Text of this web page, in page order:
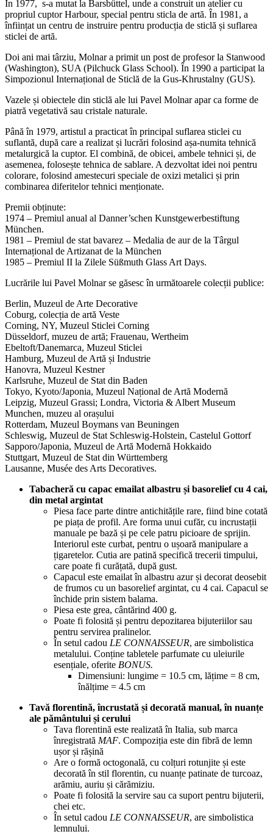
În 1977, s-a mutat la Barsbüttel, unde a construit un atelier cu
propriul cuptor Harbour, special pentru sticla de artă. În 1981, a
înființat un centru de instruire pentru producția de sticlă și suflarea
sticlei de artă.
Doi ani mai târziu, Molnar a primit un post de profesor la Stanwood
(Washington), SUA (Pilchuck Glass School). În 1990 a participat la
Simpozionul Internațional de Sticlă de la Gus-Khrustalny (GUS).
Vazele și obiectele din sticlă ale lui Pavel Molnar apar ca forme de
piatră vegetativă sau cristale naturale.
Până în 1979, artistul a practicat în principal suflarea sticlei cu
suflantă, după care a realizat și lucrări folosind așa-numita tehnică
metalurgică la cuptor. El combină, de obicei, ambele tehnici și, de
asemenea, folosește tehnica de sablare. A dezvoltat idei noi pentru
colorare, folosind amestecuri speciale de oxizi metalici și prin
combinarea diferitelor tehnici menționate.
Premii obținute:
1974 – Premiul anual al Danner’schen Kunstgewerbestiftung
München.
1981 – Premiul de stat bavarez – Medalia de aur de la Târgul
Internațional de Artizanat de la München
1985 – Premiul II la Zilele Süßmuth Glass Art Days.
Lucrările lui Pavel Molnar se găsesc în următoarele colecții publice:
Berlin, Muzeul de Arte Decorative
Coburg, colecția de artă Veste
Corning, NY, Muzeul Sticlei Corning
Düsseldorf, muzeu de artă; Frauenau, Wertheim
Ebeltoft/Danemarca, Muzeul Sticlei
Hamburg, Muzeul de Artă și Industrie
Hanovra, Muzeul Kestner
Karlsruhe, Muzeul de Stat din Baden
Tokyo, Kyoto/Japonia, Muzeul Național de Artă Modernă
Leipzig, Muzeul Grassi; Londra, Victoria & Albert Museum
Munchen, muzeu al orașului
Rotterdam, Muzeul Boymans van Beuningen
Schleswig, Muzeul de Stat Schleswig-Holstein, Castelul Gottorf
Sapporo/Japonia, Muzeul de Artă Modernă Hokkaido
Stuttgart, Muzeul de Stat din Württemberg
Lausanne, Musée des Arts Decoratives.
Tabacheră cu capac emailat albastru și basorelief cu 4 cai,
din metal argintat
Piesa face parte dintre antichitățile rare, fiind bine cotată
pe piața de profil. Are forma unui cufăr, cu incrustații
manuale pe bază și pe cele patru picioare de sprijin.
Interiorul este curbat, pentru o ușoară manipulare a
țigaretelor. Cutia are patină specifică trecerii timpului,
care poate fi curățată, după gust.
Capacul este emailat în albastru azur și decorat deosebit
de frumos cu un basorelief argintat, cu 4 cai. Capacul se
închide prin sistem balama.
Piesa este grea, cântărind 400 g.
Poate fi folosită și pentru depozitarea bijuteriilor sau
pentru servirea pralinelor.
În setul cadou LE CONNAISSEUR, are simbolistica
metalului. Conține tabletele parfumate cu uleiurile
esențiale, oferite BONUS.
Dimensiuni: lungime = 10.5 cm, lățime = 8 cm,
înălțime = 4.5 cm
Tavă florentină, încrustată și decorată manual, în nuanțe
ale pământului și cerului
Tava florentină este realizată în Italia, sub marca
înregistrată MAF. Compoziția este din fibră de lemn
ușor și rășină
Are o formă octogonală, cu colțuri rotunjite și este
decorată în stil florentin, cu nuanțe patinate de turcoaz,
arămiu, auriu și cărămiziu.
Poate fi folosită la servire sau ca suport pentru bijuterii,
chei etc.
În setul cadou LE CONNAISSEUR, are simbolistica
lemnului.